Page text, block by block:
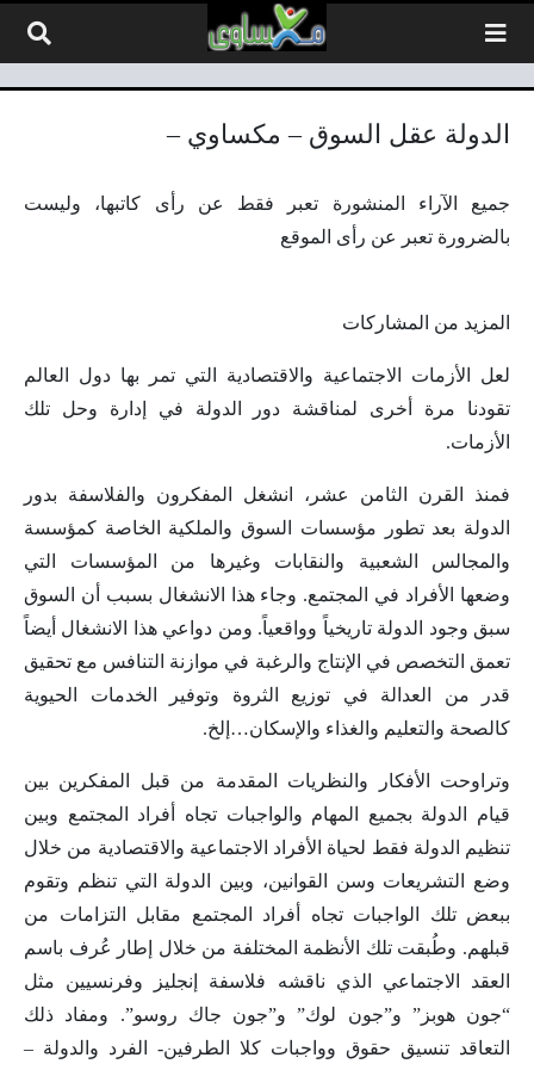
الدولة عقل السوق – مكساوي –
جميع الآراء المنشورة تعبر فقط عن رأى كاتبها، وليست
بالضرورة تعبر عن رأى الموقع
المزيد من المشاركات
لعل الأزمات الاجتماعية والاقتصادية التي تمر بها دول العالم
تقودنا مرة أخرى لمناقشة دور الدولة في إدارة وحل تلك
الأزمات.
فمنذ القرن الثامن عشر، انشغل المفكرون والفلاسفة بدور
الدولة بعد تطور مؤسسات السوق والملكية الخاصة كمؤسسة
والمجالس الشعبية والنقابات وغيرها من المؤسسات التي
وضعها الأفراد في المجتمع. وجاء هذا الانشغال بسبب أن السوق
سبق وجود الدولة تاريخياً وواقعياً. ومن دواعي هذا الانشغال أيضاً
تعمق التخصص في الإنتاج والرغبة في موازنة التنافس مع تحقيق
قدر من العدالة في توزيع الثروة وتوفير الخدمات الحيوية
كالصحة والتعليم والغذاء والإسكان…إلخ.
وتراوحت الأفكار والنظريات المقدمة من قبل المفكرين بين
قيام الدولة بجميع المهام والواجبات تجاه أفراد المجتمع وبين
تنظيم الدولة فقط لحياة الأفراد الاجتماعية والاقتصادية من خلال
وضع التشريعات وسن القوانين، وبين الدولة التي تنظم وتقوم
ببعض تلك الواجبات تجاه أفراد المجتمع مقابل التزامات من
قبلهم. وطُبقت تلك الأنظمة المختلفة من خلال إطار عُرف باسم
العقد الاجتماعي الذي ناقشه فلاسفة إنجليز وفرنسيين مثل
“جون هوبز” و”جون لوك” و”جون جاك روسو”. ومفاد ذلك
التعاقد تنسيق حقوق وواجبات كلا الطرفين- الفرد والدولة –